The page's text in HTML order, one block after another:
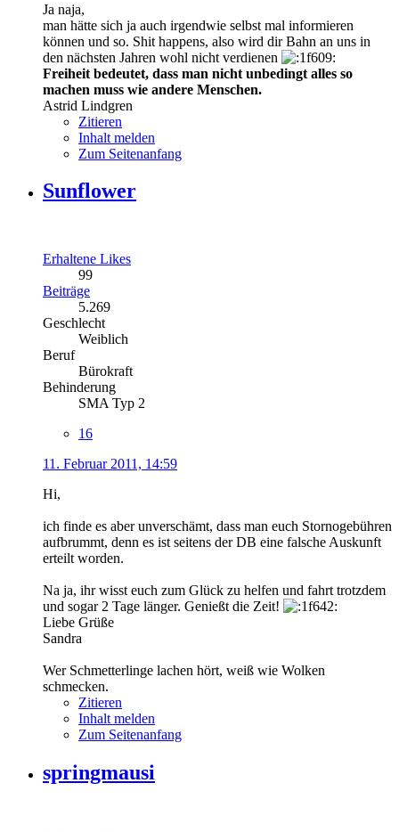
Ja naja,
man hätte sich ja auch irgendwie selbst mal informieren
können und so. Shit happens, also wird dir Bahn an uns in
den nächsten Jahren wohl nicht verdienen
Freiheit bedeutet, dass man nicht unbedingt alles so
machen muss wie andere Menschen.
Astrid Lindgren
Zitieren
Inhalt melden
Zum Seitenanfang
Sunflower
Erhaltene Likes
99
Beiträge
5.269
Geschlecht
Weiblich
Beruf
Bürokraft
Behinderung
SMA Typ 2
16
11. Februar 2011, 14:59
Hi,
ich finde es aber unverschämt, dass man euch Stornogebühren
aufbrummt, denn es ist seitens der DB eine falsche Auskunft
erteilt worden.
Na ja, ihr wisst euch zum Glück zu helfen und fahrt trotzdem
und sogar 2 Tage länger. Genießt die Zeit!
Liebe Grüße
Sandra
Wer Schmetterlinge lachen hört, weiß wie Wolken
schmecken.
Zitieren
Inhalt melden
Zum Seitenanfang
springmausi